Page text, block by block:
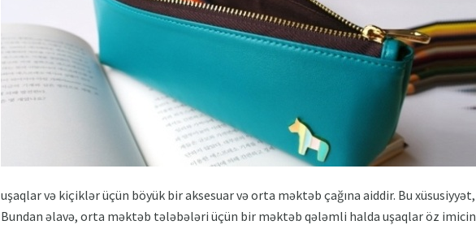
uşaqlar və kiçiklər üçün böyük bir aksesuar və orta məktəb çağına aiddir. Bu xüsusiyyət,
Bundan əlavə, orta məktəb tələbələri üçün bir məktəb qələmli halda uşaqlar öz